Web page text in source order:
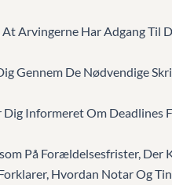
At Arvingerne Har Adgang Til
Gennem De Nødvendige
Dig Informeret Om Deadlines
På Forældelsesfrister, Der
Hvordan Notar Og